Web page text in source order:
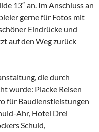
13“ an. Im Anschluss an
gerne für Fotos mit
Eindrücke und
auf den Weg zurück
die durch
wurde: Placke Reisen
für Baudienstleistungen
Ahr, Hotel Drei
Schuld,